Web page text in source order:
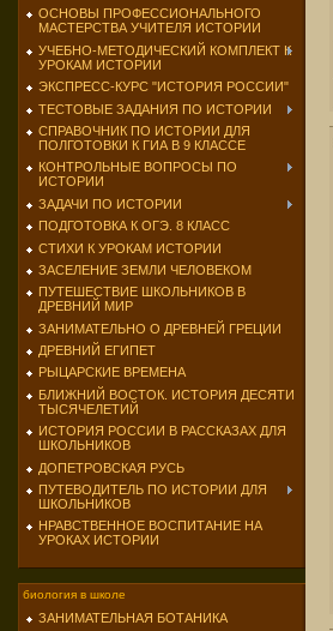
ОСНОВЫ ПРОФЕССИОНАЛЬНОГО
МАСТЕРСТВА УЧИТЕЛЯ ИСТОРИИ
УЧЕБНО-МЕТОДИЧЕСКИЙ КОМПЛЕКТ К
УРОКАМ ИСТОРИИ
ЭКСПРЕСС-КУРС "ИСТОРИЯ РОССИИ"
ТЕСТОВЫЕ ЗАДАНИЯ ПО ИСТОРИИ
СПРАВОЧНИК ПО ИСТОРИИ ДЛЯ
ПОЛГОТОВКИ К ГИА В 9 КЛАССЕ
КОНТРОЛЬНЫЕ ВОПРОСЫ ПО
ИСТОРИИ
ЗАДАЧИ ПО ИСТОРИИ
ПОДГОТОВКА К ОГЭ. 8 КЛАСС
СТИХИ К УРОКАМ ИСТОРИИ
ЗАСЕЛЕНИЕ ЗЕМЛИ ЧЕЛОВЕКОМ
ПУТЕШЕСТВИЕ ШКОЛЬНИКОВ В
ДРЕВНИЙ МИР
ЗАНИМАТЕЛЬНО О ДРЕВНЕЙ ГРЕЦИИ
ДРЕВНИЙ ЕГИПЕТ
РЫЦАРСКИЕ ВРЕМЕНА
БЛИЖНИЙ ВОСТОК. ИСТОРИЯ ДЕСЯТИ
ТЫСЯЧЕЛЕТИЙ
ИСТОРИЯ РОССИИ В РАССКАЗАХ ДЛЯ
ШКОЛЬНИКОВ
ДОПЕТРОВСКАЯ РУСЬ
ПУТЕВОДИТЕЛЬ ПО ИСТОРИИ ДЛЯ
ШКОЛЬНИКОВ
НРАВСТВЕННОЕ ВОСПИТАНИЕ НА
УРОКАХ ИСТОРИИ
биология в школе
ЗАНИМАТЕЛЬНАЯ БОТАНИКА